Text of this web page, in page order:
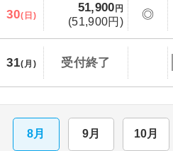
30(日)
51,900 円
(51,900円)
◎
31(月) 受付終了
8月 9月 10月